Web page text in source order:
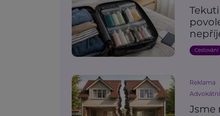
Cestování
Reklama
Advokátní
Jsme